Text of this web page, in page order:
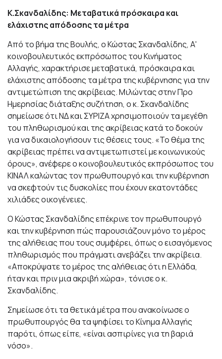
Κ.Σκανδαλίδης: Μεταβατικά πρόσκαιρα και
ελάχιστης απόδοσης τα μέτρα
Από το βήμα της Βουλής, ο Κώστας Σκανδαλίδης, Α'
κοινοβουλευτικός εκπρόσωπος του Κινήματος
Αλλαγής, χαρακτήρισε μεταβατικά, πρόσκαιρα και
ελάχιστης απόδοσης τα μέτρα της κυβέρνησης για την
αντιμετώπιση της ακρίβειας. Μιλώντας στην Προ
Ημερησίας διάταξης συζήτηση, ο κ. Σκανδαλίδης
σημείωσε ότι ΝΔ και ΣΥΡΙΖΑ χρησιμοποιούν τα μεγέθη
του πληθωρισμού και της ακρίβειας κατά το δοκούν
για να δικαιολογήσουν τις θέσεις τους. «Το θέμα της
ακρίβειας πρέπει να αντιμετωπιστεί με κοινωνικούς
όρους», ανέφερε ο κοινοβουλευτικός εκπρόσωπος του
ΚΙΝΑΛ καλώντας τον πρωθυπουργό και την κυβέρνηση
να σκεφτούν τις δυσκολίες που έχουν εκατοντάδες
χιλιάδες οικογένειες.
Ο Κώστας Σκανδαλίδης επέκρινε τον πρωθυπουργό
και την κυβέρνηση πώς παρουσιάζουν μόνο το μέρος
της αλήθειας που τους συμφέρει, όπως ο εισαγόμενος
πληθωρισμός που πράγματι ανεβάζει την ακρίβεια.
«Αποκρύψατε το μέρος της αλήθειας ότι η Ελλάδα,
ήταν και πριν μια ακριβή χώρα», τόνισε ο κ.
Σκανδαλίδης.
Σημείωσε ότι τα θετικά μέτρα που ανακοίνωσε ο
πρωθυπουργός θα τα ψηφίσει το Κίνημα Αλλαγής
παρότι, όπως είπε, «είναι ασπιρίνες για τη βαριά
νόσο».